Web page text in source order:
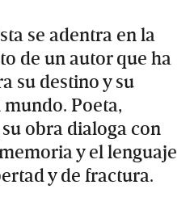
se adentra en la
de un autor que ha
su destino y su
Poeta,
obra dialoga con
y el lenguaje
y de fractura.